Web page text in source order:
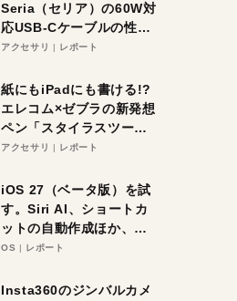
Seria（セリア）の60W対
応USB-Cケーブルの性能
を検証。超コスパの1本を
アクセサリ レポート
紙にもiPadにも書ける!?
エレコム×ゼブラの新発想
ペン「スタイラスツーウ
ェイ」レビュー。持ち替
アクセサリ レポート
iOS 27（ベータ版）を試
す。Siri AI、ショートカ
ットの自動作成ほか、期
待大の便利機能5選。
る未来はすぐそこ！
OS レポート
Insta360のジンバルカメ